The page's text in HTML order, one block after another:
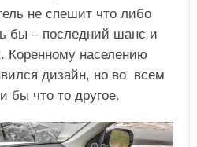
не спешит что либо
бы – последний шанс и
Коренному населению
дизайн, но во всем
бы что то другое.